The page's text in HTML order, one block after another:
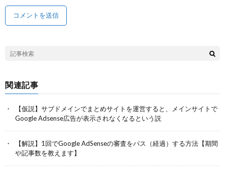
関連記事
【仮説】サブドメインでまとめサイトを運営すると、メインサイトで
Google Adsense広告が表示されなくなるという説
【解説】1回でGoogle AdSenseの審査をパス（経過）する方法【期間
や記事数を教えます】